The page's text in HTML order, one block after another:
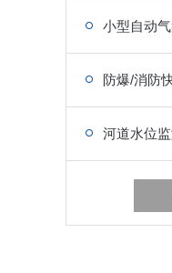
小型自动